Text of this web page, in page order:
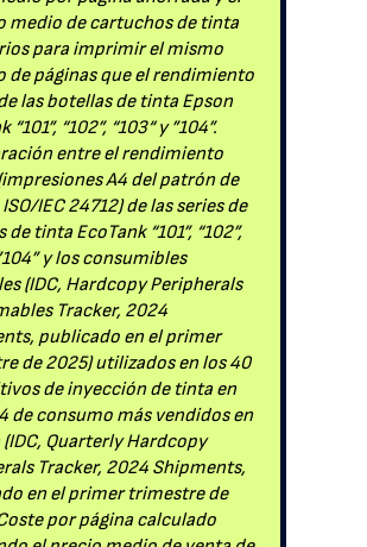
medio de cartuchos de tinta
para imprimir el mismo
de páginas que el rendimiento
las botellas de tinta Epson
“101”, “102”, “103“ y ”104”.
entre el rendimiento
A4 del patrón de
IEC 24712) de las series de
tinta EcoTank “101”, “102”,
y los consumibles
(IDC, Hardcopy Peripherals
Tracker, 2024
publicado en el primer
de 2025) utilizados en los 40
de inyección de tinta en
de consumo más vendidos en
Quarterly Hardcopy
Tracker, 2024 Shipments,
en el primer trimestre de
por página calculado